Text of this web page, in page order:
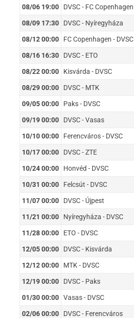
08/06 19:00 DVSC - FC Copenhagen
08/09 17:30 DVSC - Nyíregyháza
08/12 00:00 FC Copenhagen - DVSC
08/16 16:30 DVSC - ETO
08/22 00:00 Kisvárda - DVSC
08/29 00:00 DVSC - MTK
09/05 00:00 Paks - DVSC
09/19 00:00 DVSC - Vasas
10/10 00:00 Ferencváros - DVSC
10/17 00:00 DVSC - ZTE
10/24 00:00 Honvéd - DVSC
10/31 00:00 Felcsút - DVSC
11/07 00:00 DVSC - Újpest
11/21 00:00 Nyíregyháza - DVSC
11/28 00:00 ETO - DVSC
12/05 00:00 DVSC - Kisvárda
12/12 00:00 MTK - DVSC
12/19 00:00 DVSC - Paks
01/30 00:00 Vasas - DVSC
02/06 00:00 DVSC - Ferencváros